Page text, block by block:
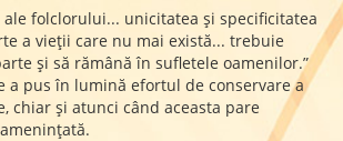
ale folclorului... unicitatea și specificitatea
a vieții care nu mai există... trebuie
și să rămână în sufletele oamenilor.”
a pus în lumină efortul de conservare a
chiar și atunci când aceasta pare